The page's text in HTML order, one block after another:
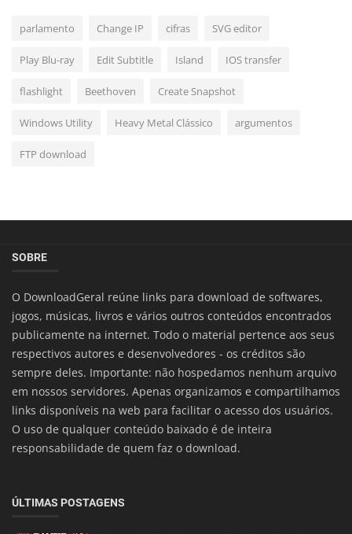
parlamento Change IP cifras SVG editor
Play Blu-ray Edit Subtitle Island IOS transfer
flashlight Beethoven Create Snapshot
Windows Utility Heavy Metal Clássico argumentos
FTP download
SOBRE
O DownloadGeral reúne links para download de softwares,
jogos, músicas, livros e vários outros conteúdos encontrados
publicamente na internet. Todo o material pertence aos seus
respectivos autores e desenvolvedores - os créditos são
sempre deles. Importante: não hospedamos nenhum arquivo
em nossos servidores. Apenas organizamos e compartilhamos
links disponíveis na web para facilitar o acesso dos usuários.
O uso de qualquer conteúdo baixado é de inteira
responsabilidade de quem faz o download.
ÚLTIMAS POSTAGENS